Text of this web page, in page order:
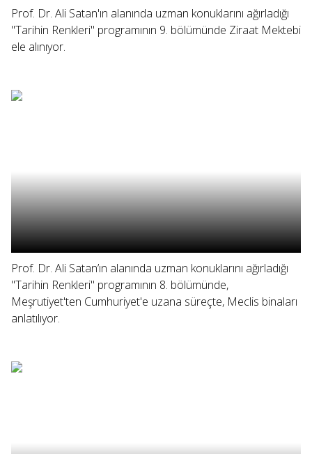
Prof. Dr. Ali Satan'ın alanında uzman konuklarını ağırladığı
"Tarihin Renkleri" programının 9. bölümünde Ziraat Mektebi
ele alınıyor.
Prof. Dr. Ali Satan’ın alanında uzman konuklarını ağırladığı
"Tarihin Renkleri" programının 8. bölümünde,
Meşrutiyet'ten Cumhuriyet'e uzana süreçte, Meclis binaları
anlatılıyor.